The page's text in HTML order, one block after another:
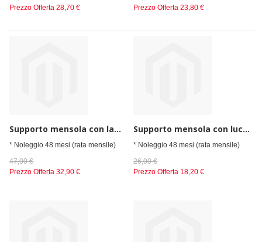
Prezzo Offerta 28,70 €
Prezzo Offerta 23,80 €
Supporto mensola con lampade infrarossi e vetro frontale per cap. 4gn1/1 mm 1400x300x400 h 900w
* Noleggio 48 mesi (rata mensile)
47,00 €
Prezzo Offerta 32,90 €
Supporto mensola con luce e vetro frontale per cap. 3gn1/1 mm 1100x300x400 h
* Noleggio 48 mesi (rata mensile)
26,00 €
Prezzo Offerta 18,20 €